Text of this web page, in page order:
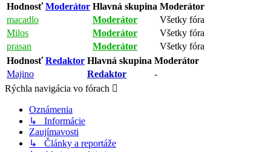
HodnosťModerátor Hlavná skupina Moderátor
macadlo
Moderátor
Všetky fóra
Milos
Moderátor
Všetky fóra
prasan
Moderátor
Všetky fóra
HodnosťRedaktor Hlavná skupina Moderátor
Majino
Redaktor
-
Rýchla navigácia vo fórach
Oznámenia
↳ Informácie
Zaujímavosti
↳ Články a reportáže